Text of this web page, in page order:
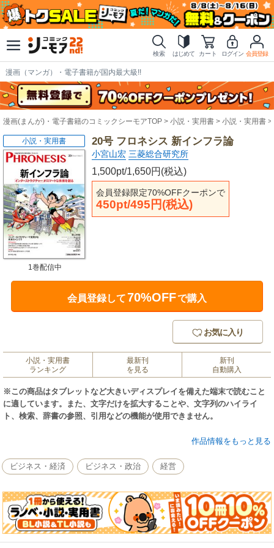
検索 はじめて カート ログイン 会員登録
漫画（マンガ）・電子書籍が国内最大級!!
漫画(まんが)・電子書籍のコミックシーモアTOP 小説・実用書 小説・実用書
20号 フロネシス 新インフラ論
小宮山宏 三菱総合研究所
1,500pt/1,650円(税込)
会員登録限定70%OFFクーポンで
450pt/495円(税込)
小説・実用書
1巻配信中
会員登録して70%OFFで購入
お気に入り
小説・実用書
ランキング
最新刊
を見る
新刊
自動購入
※この商品はタブレットなど大きいディスプレイを備えた端末で読むこと
に適しています。また、文字だけを拡大することや、文字列のハイライ
ト、検索、辞書の参照、引用などの機能が使用できません。
高度成長時代に圧倒的なスピードで整備されたインフラは老朽化が進んで
そうした事態を打開するのがテクノロジーやツール、人材によって従来の
インフラのポテンシャルを最大化するインターストラクチャーというコン
セプトだ
作品情報をもっと見る
ビジネス・経済 ビジネス・政治 経営